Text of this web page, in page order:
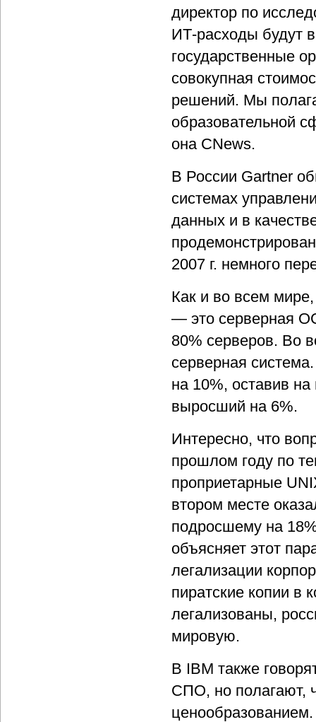
директор по
ИТ-расходы будут
государственные
совокупная
решений. Мы
образовательной
она CNews.
В России Gartner
системах
данных и в
2007 г. немного
Как и во всем
— это серверная
80% серверов. Во
серверная
на 10%, оставив
выросший на 6%.
Интересно, что
прошлом году по
проприетарные
втором месте
подросшему на
объясняет этот
легализации
пиратские копии в
легализованы,
мировую.
В IBM также
СПО, но полагают,